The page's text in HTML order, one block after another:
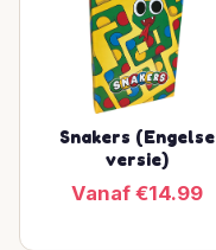
Snakers (Engelse
versie)
Vanaf €14.99